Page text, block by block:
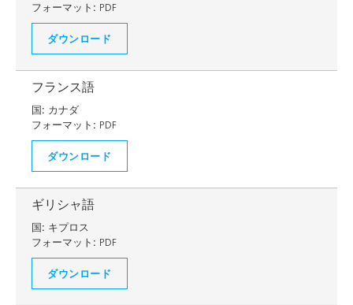
フォーマット: PDF
ダウンロード
フランス語
国: カナダ
フォーマット: PDF
ダウンロード
ギリシャ語
国: キプロス
フォーマット: PDF
ダウンロード